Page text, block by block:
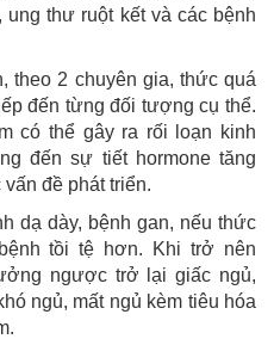
thư ruột kết và các bệnh
theo 2 chuyên gia, thức quá
đến từng đối tượng cụ thể.
có thể gây ra rối loạn kinh
đến sự tiết hormone tăng
đề phát triển.
dạ dày, bệnh gan, nếu thức
tồi tệ hơn. Khi trở nên
ngược trở lại giấc ngủ,
ngủ, mất ngủ kèm tiêu hóa